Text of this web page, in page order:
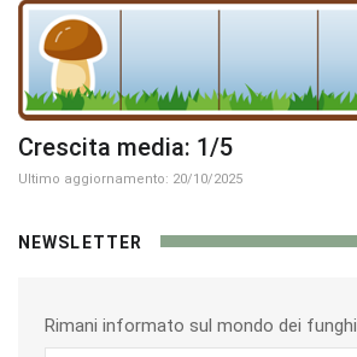
Crescita media: 1/5
Ultimo aggiornamento: 20/10/2025
NEWSLETTER
Rimani informato sul mondo dei funghi